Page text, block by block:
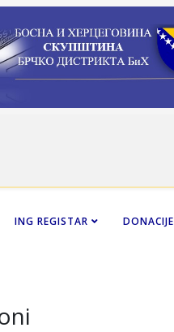
ING REGISTAR DONACIJE